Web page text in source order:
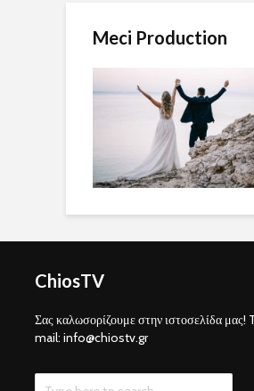
Meci Production
ChiosTV
Σας καλωσορίζουμε στην ιστοσελίδα μας!
mail: info@chiostv.gr